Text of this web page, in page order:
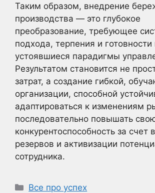
Таким образом, внедрение
производства — это глубокое
преобразование, требующее
подхода, терпения и готовности
устоявшиеся парадигмы
Результатом становится не
затрат, а создание гибкой,
организации, способной
адаптироваться к изменениям
последовательно повышать
конкурентоспособность за счет
резервов и активизации
сотрудника.
Рубрики
Все про успех